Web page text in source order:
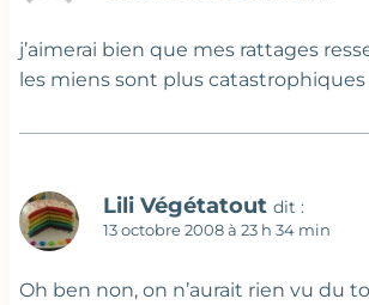
j’aimerai bien que mes rattages
les miens sont plus catastrophiques
Lili Végétatout dit :
13 octobre 2008 à 23 h 34 min
Oh ben non, on n’aurait rien vu du